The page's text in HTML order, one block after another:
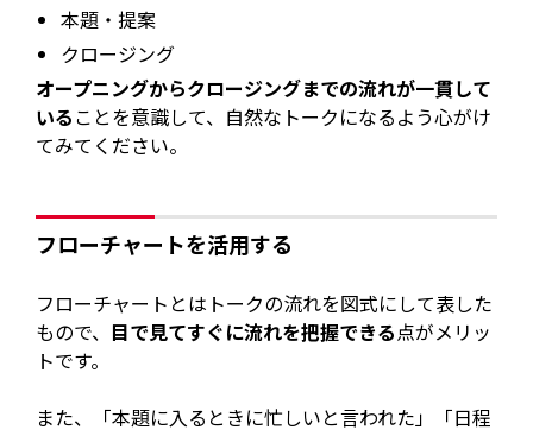
本題・提案
クロージング
オープニングからクロージングまでの流れが一貫して
いることを意識して、自然なトークになるよう心がけ
てみてください。
フローチャートを活用する
フローチャートとはトークの流れを図式にして表した
もので、 目で見てすぐに流れを把握できる点がメリッ
トです。
また、「本題に入るときに忙しいと言われた」「日程